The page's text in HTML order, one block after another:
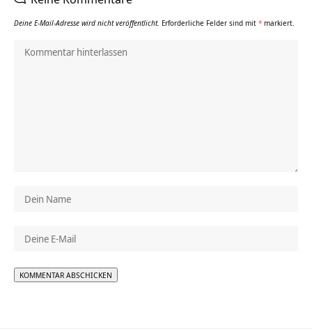
Deine E-Mail-Adresse wird nicht veröffentlicht. Erforderliche Felder sind mit * markiert.